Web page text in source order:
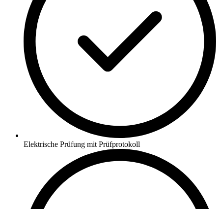
Elektrische Prüfung mit Prüfprotokoll